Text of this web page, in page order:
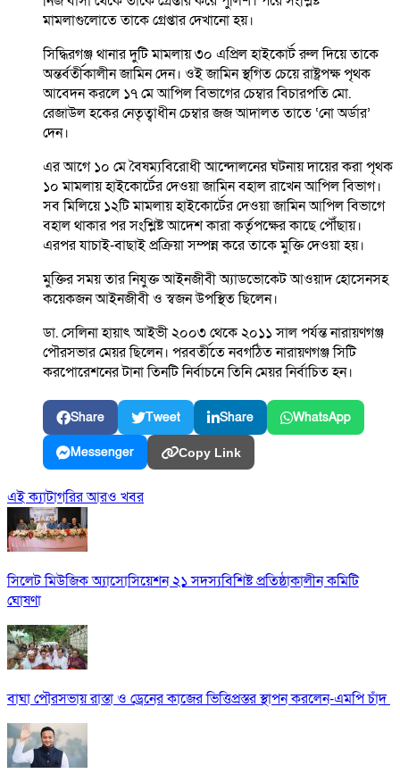
মামলাগুলোতে তাকে গ্রেপ্তার দেখানো হয়।
সিদ্ধিরগঞ্জ থানার দুটি মামলায় ৩০ এপ্রিল হাইকোর্ট রুল দিয়ে তাকে
অন্তর্বর্তীকালীন জামিন দেন। ওই জামিন স্থগিত চেয়ে রাষ্ট্রপক্ষ পৃথক
আবেদন করলে ১৭ মে আপিল বিভাগের চেম্বার বিচারপতি মো.
রেজাউল হকের নেতৃত্বাধীন চেম্বার জজ আদালত তাতে ‘নো অর্ডার’
দেন।
এর আগে ১০ মে বৈষম্যবিরোধী আন্দোলনের ঘটনায় দায়ের করা পৃথক
১০ মামলায় হাইকোর্টের দেওয়া জামিন বহাল রাখেন আপিল বিভাগ।
সব মিলিয়ে ১২টি মামলায় হাইকোর্টের দেওয়া জামিন আপিল বিভাগে
বহাল থাকার পর সংশ্লিষ্ট আদেশ কারা কর্তৃপক্ষের কাছে পৌঁছায়।
এরপর যাচাই-বাছাই প্রক্রিয়া সম্পন্ন করে তাকে মুক্তি দেওয়া হয়।
মুক্তির সময় তার নিযুক্ত আইনজীবী অ্যাডভোকেট আওয়াদ হোসেনসহ
কয়েকজন আইনজীবী ও স্বজন উপস্থিত ছিলেন।
ডা. সেলিনা হায়াৎ আইভী ২০০৩ থেকে ২০১১ সাল পর্যন্ত নারায়ণগঞ্জ
পৌরসভার মেয়র ছিলেন। পরবর্তীতে নবগঠিত নারায়ণগঞ্জ সিটি
করপোরেশনের টানা তিনটি নির্বাচনে তিনি মেয়র নির্বাচিত হন।
Share Tweet Share WhatsApp
Messenger Copy Link
এই ক্যাটাগরির আরও খবর
সিলেট মিউজিক অ্যাসোসিয়েশন ২১ সদস্যবিশিষ্ট প্রতিষ্ঠাকালীন কমিটি
ঘোষণা
বাঘা পৌরসভায় রাস্তা ও ড্রেনের কাজের ভিত্তিপ্রস্তর স্থাপন করলেন-এমপি চাঁদ